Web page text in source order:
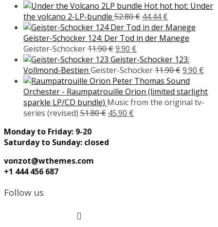
Hot hot hot: Under
the volcano 2-LP-bundle 52.80€ Original
price
was:
44.44€
price
is:
Geister-Schocker 124: Der Tod in der Manege
Geister-Schocker11.90€Original
price
was:
11.90 €.
9.90 €
price
is:
9.90 €.
Geister-Schocker 123:
Vollmond-Bestien Geister-Schocker11.90€Original
price
was:
11.90 €.
9.90 €
is:
Peter Thomas Sound
Orchester - Raumpatrouille Orion (limited starlight
sparkle LP/CD bundle) Music from the original tv-
series (revised) 51.80€ Original
51.80 €.
45.90 €
Monday to Friday: 9-20
Saturday to Sunday: closed
vonzot@wthemes.com
+1 444 456 687
Follow us